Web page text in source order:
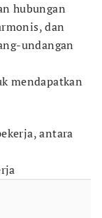
hubungan
dan
undangan
mendapatkan
antara